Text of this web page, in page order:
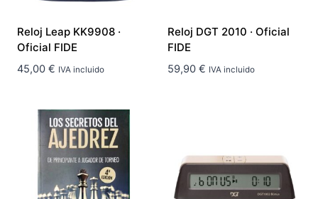
Reloj Leap KK9908 ·
Oficial FIDE
45,00 € IVA incluido
Reloj DGT 2010 · Oficial
FIDE
59,90 € IVA incluido